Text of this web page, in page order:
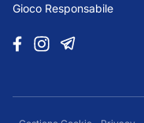
Gioco Responsabile